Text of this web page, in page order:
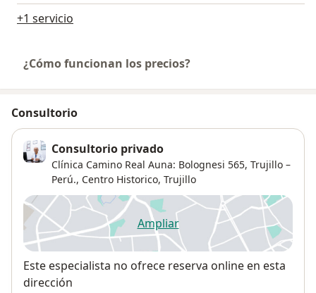
+1 servicio
¿Cómo funcionan los precios?
Consultorio
Consultorio privado
Clínica Camino Real Auna: Bolognesi 565, Trujillo –
Perú., Centro Historico, Trujillo
Ampliarse abre en una nueva
Disponibilidad
Este especialista no ofrece reserva online en esta
dirección